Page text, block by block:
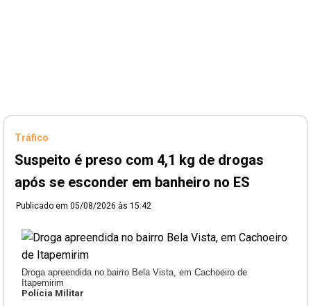
Tráfico
Suspeito é preso com 4,1 kg de drogas
após se esconder em banheiro no ES
Publicado em 05/08/2026 às 15:42
Droga apreendida no bairro Bela Vista, em Cachoeiro de
Itapemirim
Polícia Militar